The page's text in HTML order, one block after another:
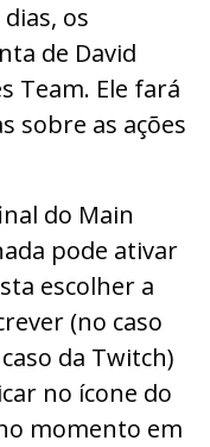
os
de David
Team. Ele fará
sobre as ações
do Main
pode ativar
escolher a
(no caso
da Twitch)
no ícone do
momento em